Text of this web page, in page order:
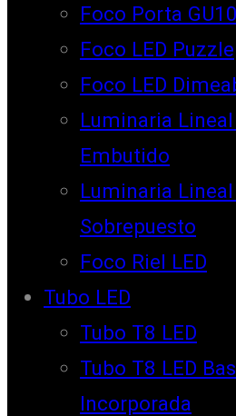
Foco Porta GU10
Foco LED Puzzle
Foco LED
Luminaria Lineal
Embutido
Luminaria Lineal
Sobrepuesto
Foco Riel LED
Tubo LED
Tubo T8 LED
Tubo T8 LED
Incorporada